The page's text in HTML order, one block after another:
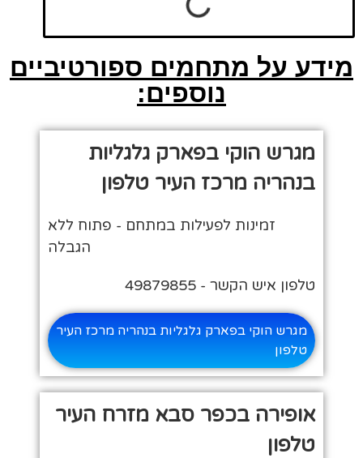
מידע על מתחמים ספורטיביים
נוספים:
מגרש הוקי בפארק גלגליות
בנהריה מרכז העיר טלפון
זמינות לפעילות במתחם - פתוח ללא
הגבלה
טלפון איש הקשר - 49879855
מגרש הוקי בפארק גלגליות בנהריה מרכז העיר
טלפון
אופירה בכפר סבא מזרח העיר
טלפון